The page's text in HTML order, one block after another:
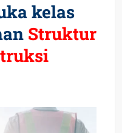
kelas
Struktur